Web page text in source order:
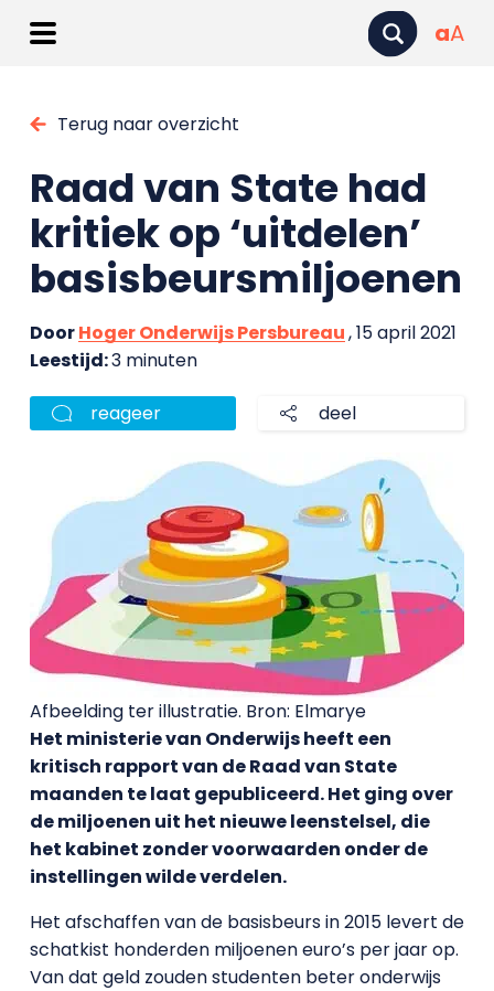
aA
Terug naar overzicht
Raad van State had
kritiek op ‘uitdelen’
basisbeursmiljoenen
DoorHoger Onderwijs Persbureau, 15 april 2021
Leestijd:3 minuten
reageer deel
Afbeelding ter illustratie. Bron: Elmarye
Het ministerie van Onderwijs heeft een
kritisch rapport van de Raad van State
maanden te laat gepubliceerd. Het ging over
de miljoenen uit het nieuwe leenstelsel, die
het kabinet zonder voorwaarden onder de
instellingen wilde verdelen.
Het afschaffen van de basisbeurs in 2015 levert de
schatkist honderden miljoenen euro’s per jaar op.
Van dat geld zouden studenten beter onderwijs